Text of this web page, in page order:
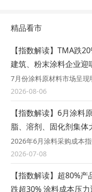
精品看市
【指数解读】TMA跌
建筑、粉末涂料企业迎
7月份涂料原材料市场呈现
2026-08-06
【指数解读】6月涂料
脂、溶剂、固化剂集体
2026年6月涂料采购成本
2026-07-08
【指数解读】超80%
跌超30% 涂料成本压